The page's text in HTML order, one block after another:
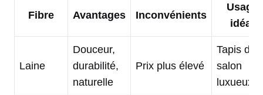
Fibre Avantages Inconvénients
Usage
idéal
Laine
Douceur,
durabilité,
naturelle
Prix plus élevé
Tapis de
salon
luxueux